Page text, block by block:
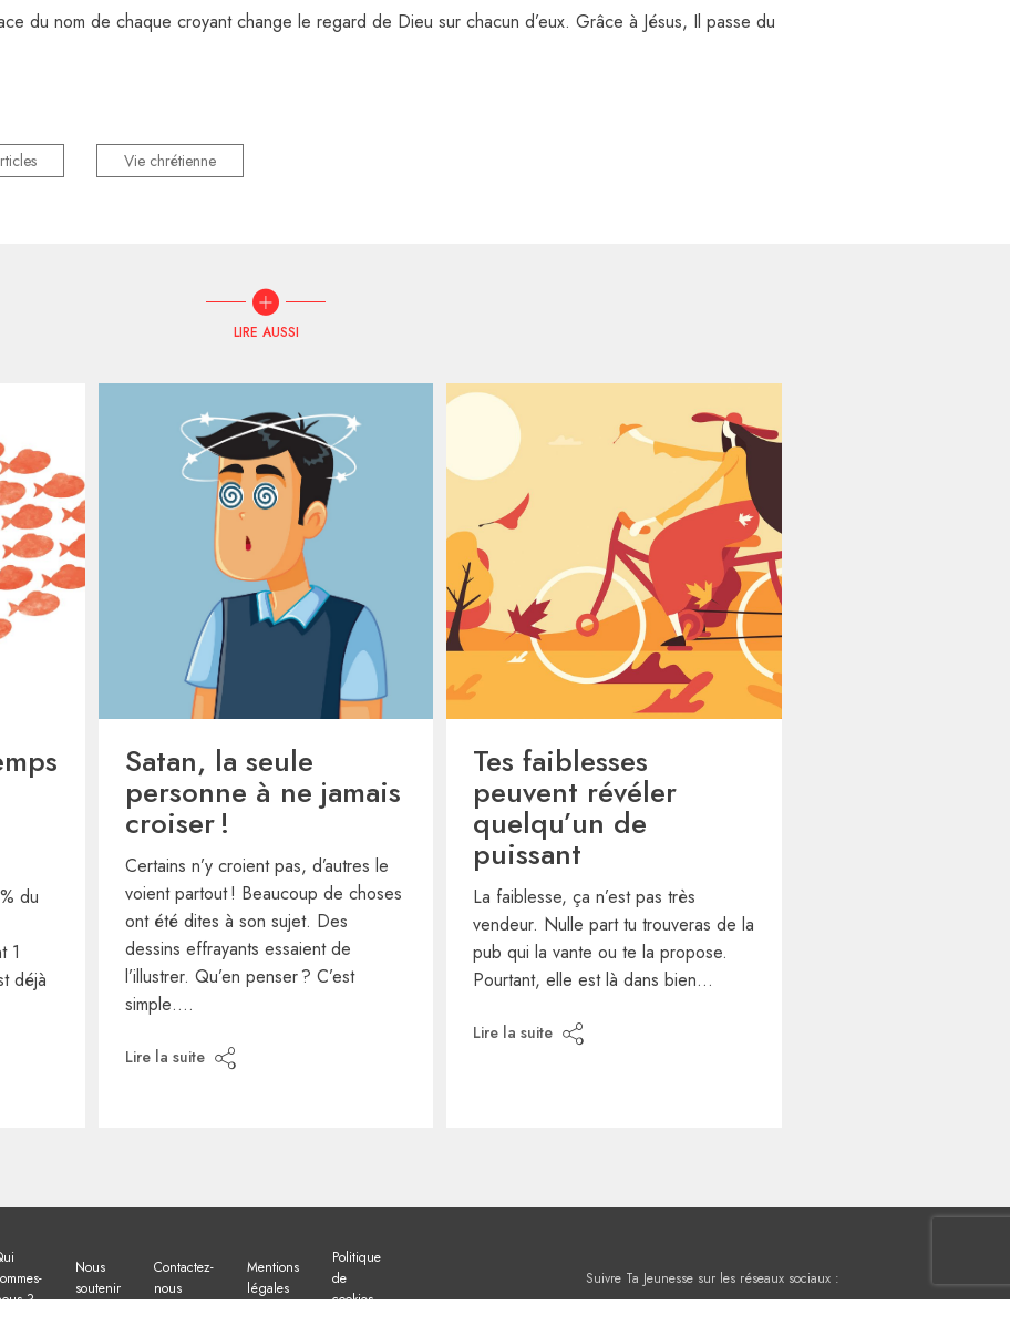
du nom de chaque croyant change le regard de Dieu sur chacun d’eux. Grâce à Jésus, Il passe du
Vie chrétienne
LIRE AUSSI
du
1
déjà
Satan, la seule
personne à ne jamais
croiser !
Certains n’y croient pas, d’autres le
voient partout ! Beaucoup de choses
ont été dites à son sujet. Des
dessins effrayants essaient de
l’illustrer. Qu’en penser ? C’est
simple….
Lire la suite
Tes faiblesses
peuvent révéler
quelqu’un de
puissant
La faiblesse, ça n’est pas très
vendeur. Nulle part tu trouveras de la
pub qui la vante ou te la propose.
Pourtant, elle est là dans bien…
Lire la suite
?
Nous
soutenir
Contactez-
nous
Mentions
légales
Politique
de
cookies
Suivre Ta Jeunesse sur les réseaux sociaux :